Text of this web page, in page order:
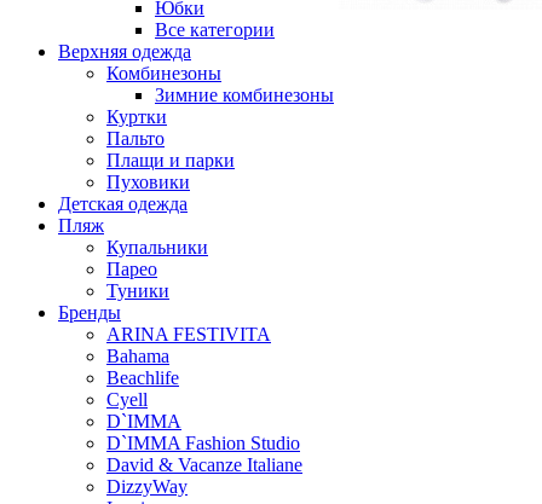
Юбки
Все категории
Верхняя одежда
Комбинезоны
Зимние комбинезоны
Куртки
Пальто
Плащи и парки
Пуховики
Детская одежда
Пляж
Купальники
Парео
Туники
Бренды
ARINA FESTIVITA
Bahama
Beachlife
Cyell
D`IMMA
D`IMMA Fashion Studio
David & Vacanze Italiane
DizzyWay